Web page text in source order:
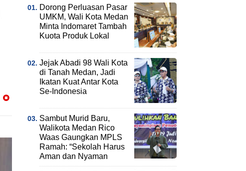
Dorong Perluasan Pasar
UMKM, Wali Kota Medan
Minta Indomaret Tambah
Kuota Produk Lokal
Jejak Abadi 98 Wali Kota
di Tanah Medan, Jadi
Ikatan Kuat Antar Kota
Se-Indonesia
Sambut Murid Baru,
Walikota Medan Rico
Waas Gaungkan MPLS
Ramah: “Sekolah Harus
Aman dan Nyaman